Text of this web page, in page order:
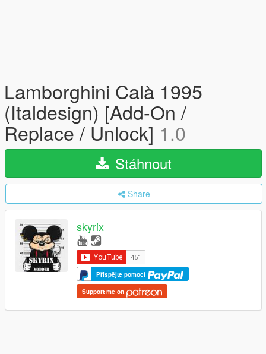
Lamborghini Calà 1995
(Italdesign) [Add-On /
Replace / Unlock] 1.0
Stáhnout
Share
skyrix
Přispějte pomocí
Support me on